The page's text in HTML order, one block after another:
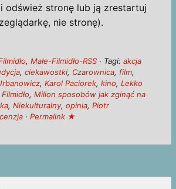
odśwież stronę lub ją zrestartuj
nie stronę).
, Małe-Filmidło-RSS· Tagi: akcja
, ciekawostki, Czarownica, film,
, Karol Paciorek, kino, Lekko
, Milion sposobów jak zginąć na
, Niekulturalny, opinia, Piotr
· Permalink ★